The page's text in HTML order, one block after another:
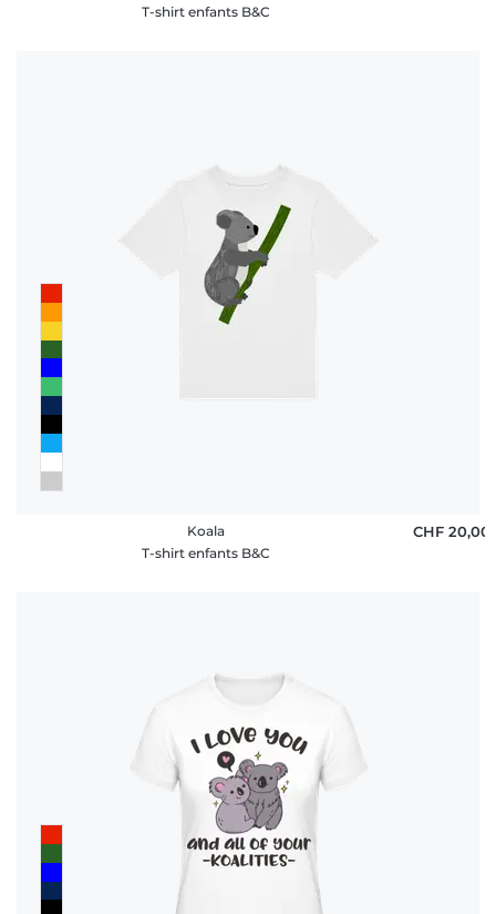
T-shirt enfants B&C
Koala
T-shirt enfants B&C
CHF 20,00